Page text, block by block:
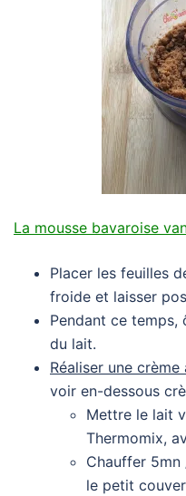
La mousse bavaroise
Placer les feuilles
froide et laisser
Pendant ce temps,
du lait.
Réaliser une
voir en-dessous
Mettre le lait
Thermomix,
Chauffer
le petit